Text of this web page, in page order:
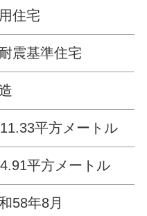
住宅
震基準住宅
平方メートル
平方メートル
58年8月